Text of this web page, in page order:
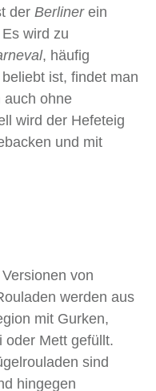
der Berlinerein
wird zu
, häufig
ist, findet man
auch ohne
wird der Hefeteig
und mit
von
werden aus
mit Gurken,
oder Mett gefüllt.
sind
hingegen